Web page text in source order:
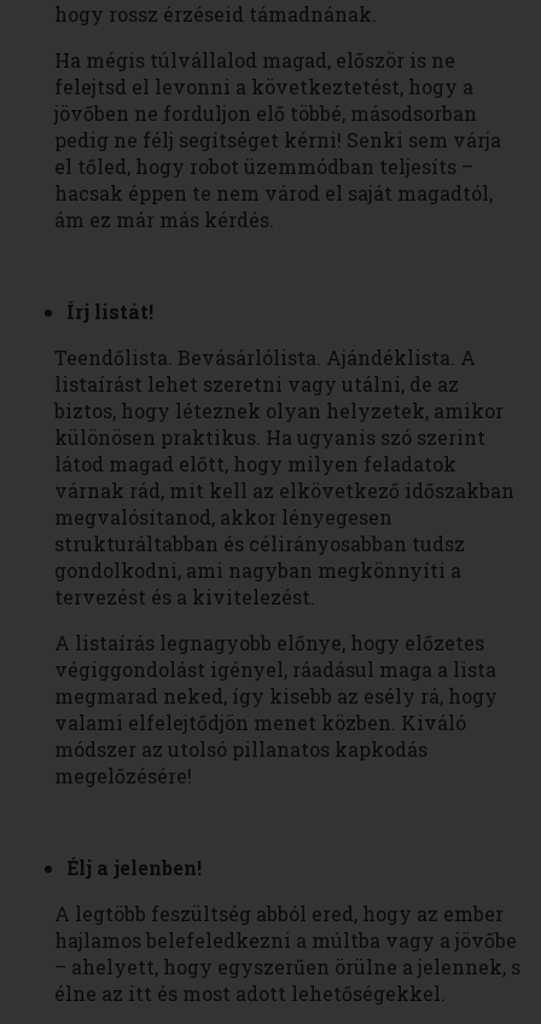
hogy rossz érzéseid támadnának.
Ha mégis túlvállalod magad, először is ne
felejtsd el levonni a következtetést, hogy a
jövőben ne forduljon elő többé, másodsorban
pedig ne félj segítséget kérni! Senki sem várja
el tőled, hogy robot üzemmódban teljesíts –
hacsak éppen te nem várod el saját magadtól,
ám ez már más kérdés.
Írj listát!
Teendőlista. Bevásárlólista. Ajándéklista. A
listaírást lehet szeretni vagy utálni, de az
biztos, hogy léteznek olyan helyzetek, amikor
különösen praktikus. Ha ugyanis szó szerint
látod magad előtt, hogy milyen feladatok
várnak rád, mit kell az elkövetkező időszakban
megvalósítanod, akkor lényegesen
strukturáltabban és célirányosabban tudsz
gondolkodni, ami nagyban megkönnyíti a
tervezést és a kivitelezést.
A listaírás legnagyobb előnye, hogy előzetes
végiggondolást igényel, ráadásul maga a lista
megmarad neked, így kisebb az esély rá, hogy
valami elfelejtődjön menet közben. Kiváló
módszer az utolsó pillanatos kapkodás
megelőzésére!
Élj a jelenben!
A legtöbb feszültség abból ered, hogy az ember
hajlamos belefeledkezni a múltba vagy a jövőbe
– ahelyett, hogy egyszerűen örülne a jelennek, s
élne az itt és most adott lehetőségekkel.